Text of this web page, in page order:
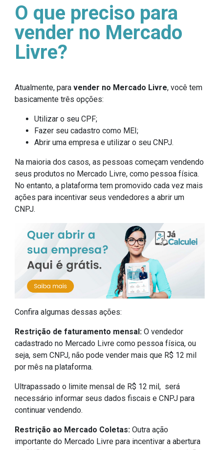
O que preciso para
vender no Mercado
Livre?
Atualmente, para vender no Mercado Livre, você tem
basicamente três opções:
Utilizar o seu CPF;
Fazer seu cadastro como MEI;
Abrir uma empresa e utilizar o seu CNPJ.
Na maioria dos casos, as pessoas começam vendendo
seus produtos no Mercado Livre, como pessoa física.
No entanto, a plataforma tem promovido cada vez mais
ações para incentivar seus vendedores a abrir um
CNPJ.
Confira algumas dessas ações:
Restrição de faturamento mensal: O vendedor
cadastrado no Mercado Livre como pessoa física, ou
seja, sem CNPJ, não pode vender mais que R$ 12 mil
por mês na plataforma.
Ultrapassado o limite mensal de R$ 12 mil, será
necessário informar seus dados fiscais e CNPJ para
continuar vendendo.
Restrição ao Mercado Coletas: Outra ação
importante do Mercado Livre para incentivar a abertura